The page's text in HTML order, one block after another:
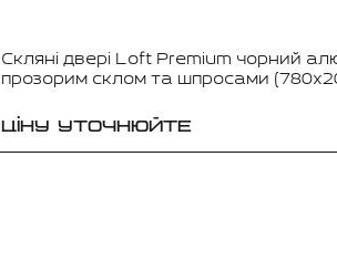
Скляні двері Loft Premium чорний
прозорим склом та шпросами
ЦІНУ УТОЧНЮЙТЕ